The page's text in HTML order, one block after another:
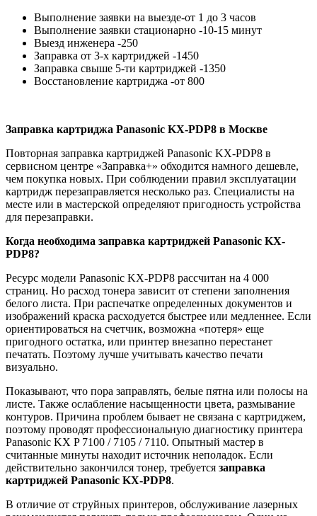
Выполнение заявки на выезде-от 1 до 3 часов
Выполнение заявки стационарно -10-15 минут
Выезд инженера -250
Заправка от 3-х картриджей -1450
Заправка свыше 5-ти картриджей -1350
Восстановление картриджа -от 800
Заправка картриджа Panasonic KX-PDP8 в Москве
Повторная заправка картриджей Panasonic KX-PDP8 в
сервисном центре «Заправка+» обходится намного дешевле,
чем покупка новых. При соблюдении правил эксплуатации
картридж перезаправляется несколько раз. Специалисты на
месте или в мастерской определяют пригодность устройства
для перезаправки.
Когда необходима заправка картриджей Panasonic KX-
PDP8?
Ресурс модели Panasonic KX-PDP8 рассчитан на 4 000
страниц. Но расход тонера зависит от степени заполнения
белого листа. При распечатке определенных документов и
изображений краска расходуется быстрее или медленнее. Если
ориентироваться на счетчик, возможна «потеря» еще
пригодного остатка, или принтер внезапно перестанет
печатать. Поэтому лучше учитывать качество печати
визуально.
Показывают, что пора заправлять, белые пятна или полосы на
листе. Также ослабление насыщенности цвета, размывание
контуров. Причина проблем бывает не связана с картриджем,
поэтому проводят профессиональную диагностику принтера
Panasonic KX P 7100 / 7105 / 7110. Опытный мастер в
считанные минуты находит источник неполадок. Если
действительно закончился тонер, требуется заправка
картриджей Panasonic KX-PDP8.
В отличие от струйных принтеров, обслуживание лазерных